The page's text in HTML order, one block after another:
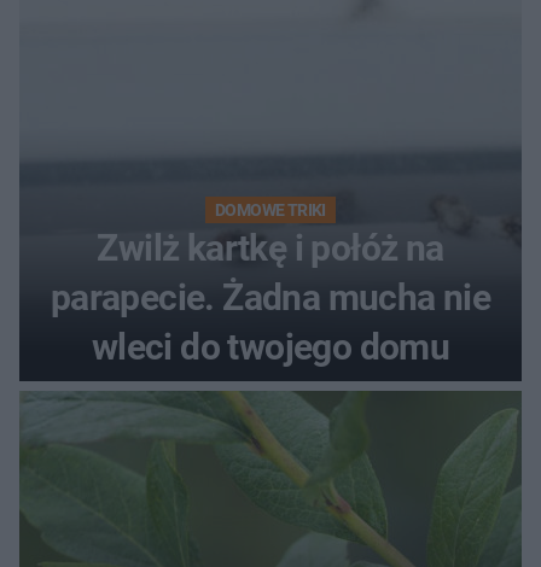
DOMOWE TRIKI
Zwilż kartkę i połóż na
parapecie. Żadna mucha nie
wleci do twojego domu